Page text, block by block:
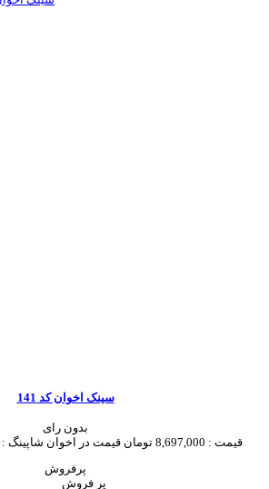
سینک اخوان کد 141
بدون رای
قیمت : 8,697,000 تومان قیمت در اخوان شاپینگ :
پرفروش